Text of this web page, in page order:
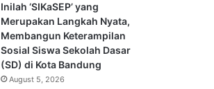
Inilah ‘SIKaSEP’ yang
Merupakan Langkah Nyata,
Membangun Keterampilan
Sosial Siswa Sekolah Dasar
(SD) di Kota Bandung
August 5, 2026